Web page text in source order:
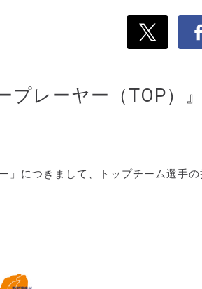
レーヤー（TOP）
」につきまして、トップチーム選手